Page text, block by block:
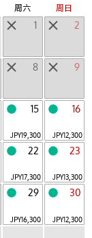
周六
周日
1
2
8 9
15
JPY19,300
16
JPY12,300
22
JPY17,300
23
JPY13,300
29
JPY16,300
30
JPY12,300
| 东海 |